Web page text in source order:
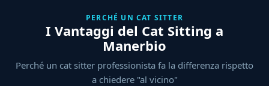
PERCHÉ UN CAT SITTER
I Vantaggi del Cat Sitting a
Manerbio
Perché un cat sitter professionista fa la differenza rispetto
a chiedere "al vicino"